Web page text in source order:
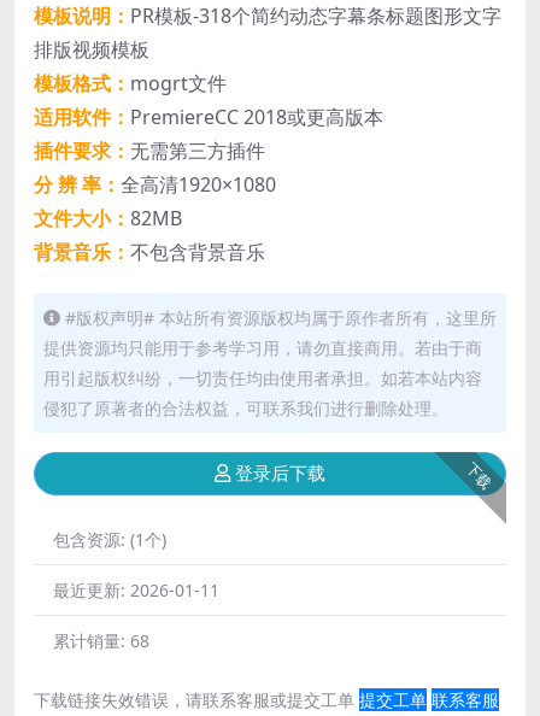
模板说明： PR模板-318个简约动态字幕条标题图形文字
排版视频模板
模板格式： mogrt文件
适用软件： PremiereCC 2018或更高版本
插件要求： 无需第三方插件
分 辨 率： 全高清1920×1080
文件大小： 82MB
背景音乐： 不包含背景音乐
#版权声明# 本站所有资源版权均属于原作者所有，这里所
提供资源均只能用于参考学习用，请勿直接商用。若由于商
用引起版权纠纷，一切责任均由使用者承担。如若本站内容
侵犯了原著者的合法权益，可联系我们进行删除处理。
下载
登录后下载
包含资源: (1个)
最近更新: 2026-01-11
累计销量: 68
下载链接失效错误，请联系客服或提交工单 提交工单 联系客服